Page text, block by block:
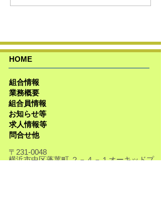
たしました
HOME
組合情報
業務概要
問合せ他
組合員情報
お知らせ等
求人情報等
〒231-0048
横浜市中区蓬莱町 ２－４－１オーキッドプ